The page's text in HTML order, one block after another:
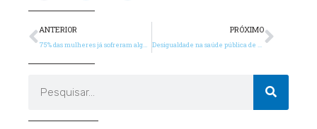
Anterior
ANTERIOR
75% das mulheres já sofreram algum tipo de assédio nas dez maiores capitais
PRÓXIMO
Desigualdade na saúde pública de São Paulo: como o território impacta o acesso aos serviços de saúde